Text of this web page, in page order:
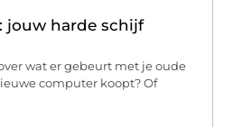
jouw harde schijf
wat er gebeurt met je oude
computer koopt? Of